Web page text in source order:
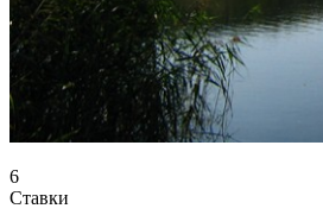
6
Ставки